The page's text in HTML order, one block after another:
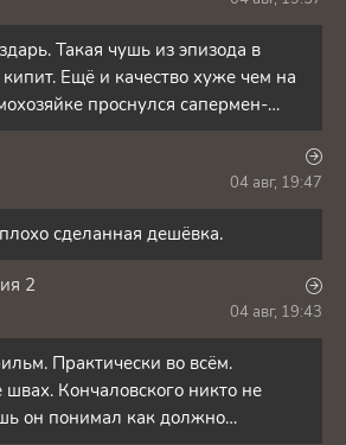
Такая чушь из эпизода в
кипит. Ещё и качество хуже чем на
проснулся сапермен-
04 авг, 19:47
сделанная дешёвка.
2
04 авг, 19:43
Практически во всём.
Кончаловского никто не
он понимал как должно